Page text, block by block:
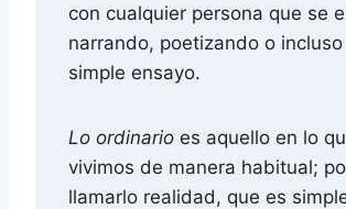
con cualquier persona que se
narrando, poetizando o
simple ensayo.
Lo ordinario es aquello en lo
vivimos de manera habitual;
llamarlo realidad, que es